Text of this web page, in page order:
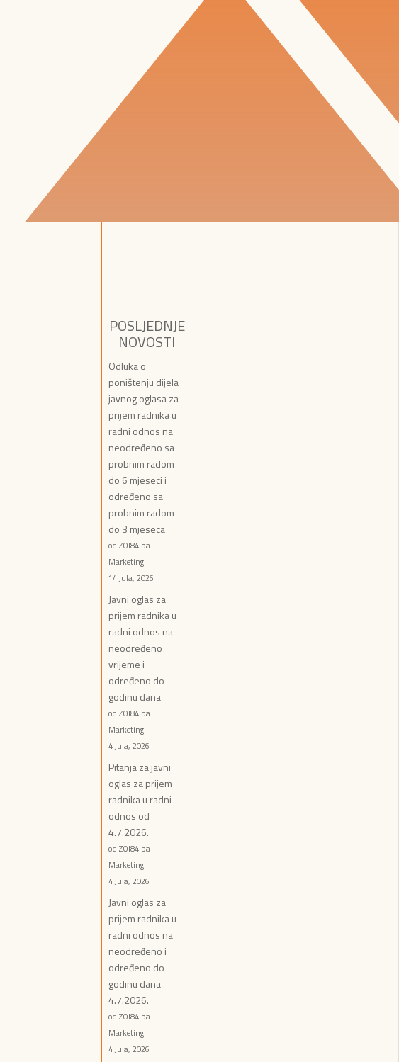
POSLJEDNJE
NOVOSTI
Odluka o
poništenju dijela
javnog oglasa za
prijem radnika u
radni odnos na
neodređeno sa
probnim radom
do 6 mjeseci i
određeno sa
probnim radom
do 3 mjeseca
od ZOI84.ba
Marketing
14 Jula, 2026
Javni oglas za
prijem radnika u
radni odnos na
neodređeno
vrijeme i
određeno do
godinu dana
od ZOI84.ba
Marketing
4 Jula, 2026
Pitanja za javni
oglas za prijem
radnika u radni
odnos od
4.7.2026.
od ZOI84.ba
Marketing
4 Jula, 2026
Javni oglas za
prijem radnika u
radni odnos na
neodređeno i
određeno do
godinu dana
4.7.2026.
od ZOI84.ba
Marketing
4 Jula, 2026